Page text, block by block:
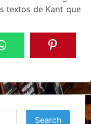
textos de Kant que